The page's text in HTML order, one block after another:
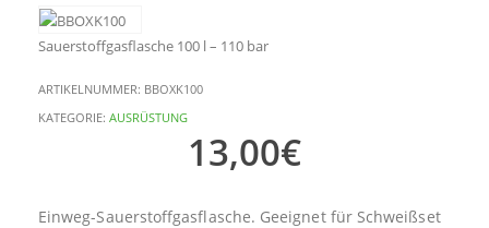
Sauerstoffgasflasche 100 l – 110 bar
ARTIKELNUMMER: BBOXK100
KATEGORIE: AUSRÜSTUNG
13,00€
Einweg-Sauerstoffgasflasche. Geeignet für Schweißset